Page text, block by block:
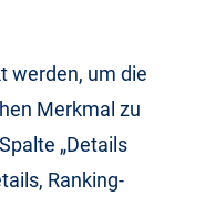
werden, um die
Merkmal zu
„Details
Ranking-